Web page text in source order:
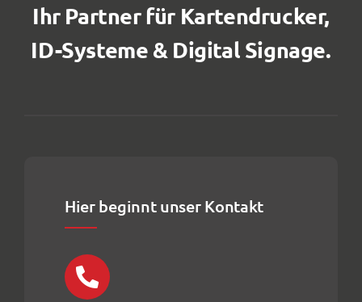
Ihr Partner für Kartendrucker,
ID-Systeme & Digital Signage.
Hier beginnt unser Kontakt